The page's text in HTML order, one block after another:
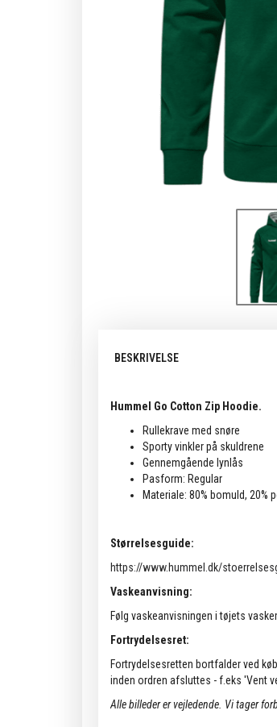
BESKRIVELSE
Hummel Go Cotton Zip Hoodie.
Rullekrave med snøre
Sporty vinkler på skuldrene
Gennemgående lynlås
Pasform: Regular
Materiale: 80% bomuld, 20%
Størrelsesguide:
https://www.hummel.dk/
Vaskeanvisning:
Følg vaskeanvisningen i tøjets
Fortrydelsesret:
Fortrydelsesretten bortfalder ved
inden ordren afsluttes - f.eks 'Vent
Alle billeder er vejledende. Vi tager